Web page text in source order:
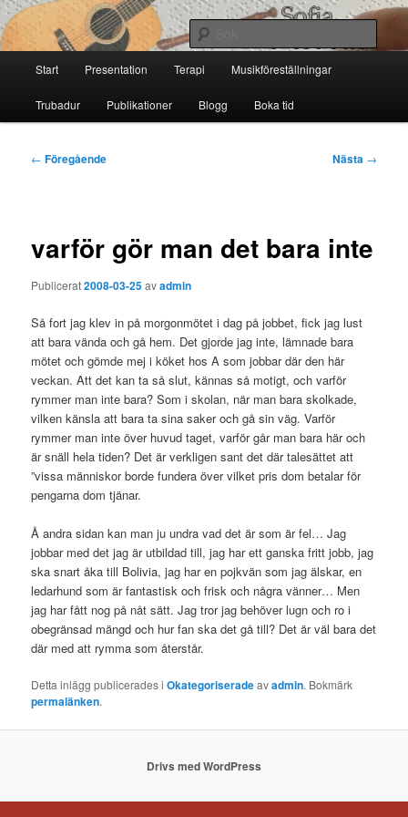
Hoppa
till
primärt
innehållSofia Thoresdotter
Start Presentation Terapi Musikföreställningar
Trubadur Publikationer Blogg Boka tid
Inläggsnavigering
← Föregående Nästa →
varför gör man det bara inte
Publicerat2008-03-25avadmin
Så fort jag klev in på morgonmötet i dag på jobbet, fick jag lust
att bara vända och gå hem. Det gjorde jag inte, lämnade bara
mötet och gömde mej i köket hos A som jobbar där den här
veckan. Att det kan ta så slut, kännas så motigt, och varför
rymmer man inte bara? Som i skolan, när man bara skolkade,
vilken känsla att bara ta sina saker och gå sin väg. Varför
rymmer man inte över huvud taget, varför går man bara här och
är snäll hela tiden? Det är verkligen sant det där talesättet att
”vissa människor borde fundera över vilket pris dom betalar för
pengarna dom tjänar.
Å andra sidan kan man ju undra vad det är som är fel… Jag
jobbar med det jag är utbildad till, jag har ett ganska fritt jobb, jag
ska snart åka till Bolivia, jag har en pojkvän som jag älskar, en
ledarhund som är fantastisk och frisk och några vänner… Men
jag har fått nog på nåt sätt. Jag tror jag behöver lugn och ro i
obegränsad mängd och hur fan ska det gå till? Det är väl bara det
där med att rymma som återstår.
Detta inlägg publicerades iOkategoriseradeavadmin. Bokmärk
permalänken.
Drivs med WordPress